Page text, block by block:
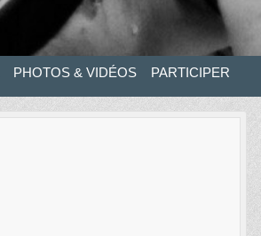
PHOTOS & VIDÉOS PARTICIPER